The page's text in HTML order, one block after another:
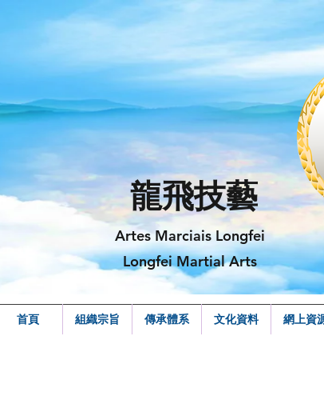
龍飛技藝
Longfei Martial Arts
Artes Marciais Longfei
首頁 組織宗旨 傳承體系 文化資料 網上資